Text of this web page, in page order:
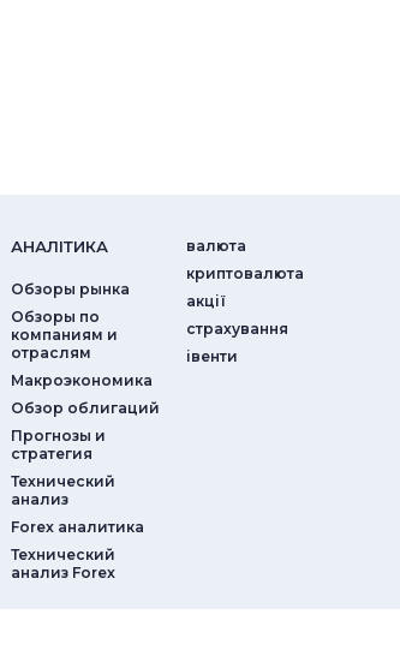
АНАЛIТИКА
Обзоры рынка
Обзоры по
компаниям и
отраслям
Макроэкономика
Обзор облигаций
Прогнозы и
стратегия
Технический
анализ
Forex аналитика
Технический
анализ Forex
валюта
криптовалюта
акції
страхування
iвенти